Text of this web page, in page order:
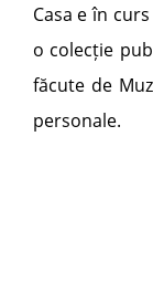
Casa e în
o colecție
făcute de
personale.